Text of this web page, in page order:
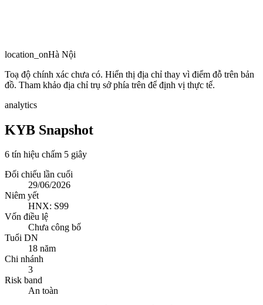
location_onHà Nội
Toạ độ chính xác chưa có. Hiển thị địa chỉ thay vì điểm đỗ trên bản
đồ. Tham khảo địa chỉ trụ sở phía trên để định vị thực tế.
analytics
KYB Snapshot
6 tín hiệu chấm 5 giây
Đối chiếu lần cuối
29/06/2026
Niêm yết
HNX: S99
Vốn điều lệ
Chưa công bố
Tuổi DN
18 năm
Chi nhánh
3
Risk band
An toàn